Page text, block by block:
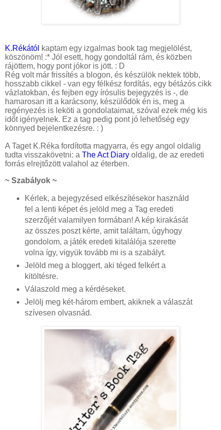
K.Rékától kaptam egy izgalmas book tag megjelölést,
köszönöm! :* Jól esett, hogy gondoltál rám, és közben
rájöttem, hogy pont jókor is jött. : D
Rég volt már frissítés a blogon, és készülök nektek több,
hosszabb cikkel - van egy félkész fordítás, egy bétázós cikk
vázlatokban, és fejben egy írósulis bejegyzés is -, de
hamarosan itt a karácsony, készülődök én is, meg a
regényezés is leköti a gondolataimat, szóval ezek még kis
időt igényelnek. Ez a tag pedig pont jó lehetőség egy
könnyed bejelentkezésre. : )
A Taget K.Réka fordította magyarra, és egy angol oldalig
tudta visszakövetni: a The Act Diary oldalig, de az eredeti
forrás elrejtőzött valahol az éterben.
~ Szabályok ~
Kérlek, a bejegyzésed elkészítésekor használd
fel a lenti képet és jelöld meg a Tag eredeti
szerzőjét valamilyen formában! A kép kirakását
az összes poszt kérte, amit találtam, úgyhogy
gondolom, a játék eredeti kitalálója szerette
volna így, vigyük tovább mi is a szabályt.
Jelöld meg a bloggert, aki téged felkért a
kitöltésre.
Válaszold meg a kérdéseket.
Jelölj meg két-három embert, akiknek a válaszát
szívesen olvasnád.